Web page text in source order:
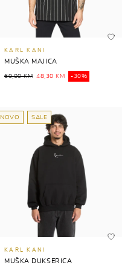
KARL KANI
MUŠKA MAJICA
69,00 KM 48,30 KM -30%
NOVO SALE
KARL KANI
MUŠKA DUKSERICA